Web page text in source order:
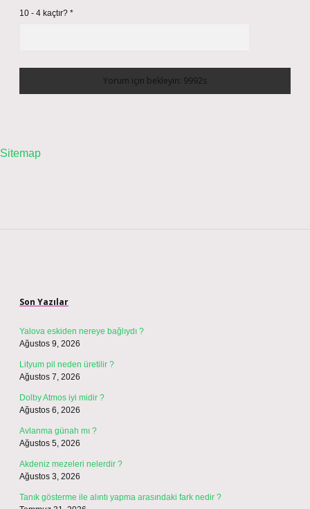
10 - 4 kaçtır? *
Sitemap
Son Yazılar
Yalova eskiden nereye bağlıydı ?
Ağustos 9, 2026
Lityum pil neden üretilir ?
Ağustos 7, 2026
Dolby Atmos iyi midir ?
Ağustos 6, 2026
Avlanma günah mı ?
Ağustos 5, 2026
Akdeniz mezeleri nelerdir ?
Ağustos 3, 2026
Tanık gösterme ile alıntı yapma arasındaki fark nedir ?